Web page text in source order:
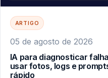
ARTIGO
05 de agosto de 2026
IA para diagnosticar
usar fotos, logs e
rápido